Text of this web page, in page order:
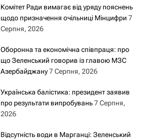
Комітет Ради вимагає від уряду пояснень
щодо призначення очільниці Мінцифри 7
Серпня, 2026
Оборонна та економічна співпраця: про
що Зеленський говорив із главою МЗС
Азербайджану 7 Серпня, 2026
Українська балістика: президент заявив
про результати випробувань 7 Серпня,
2026
Відсутність води в Марганці: Зеленський